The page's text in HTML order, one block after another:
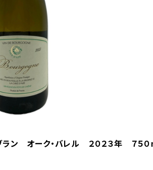
ン オーク・バレル ２０２３年 ７５０